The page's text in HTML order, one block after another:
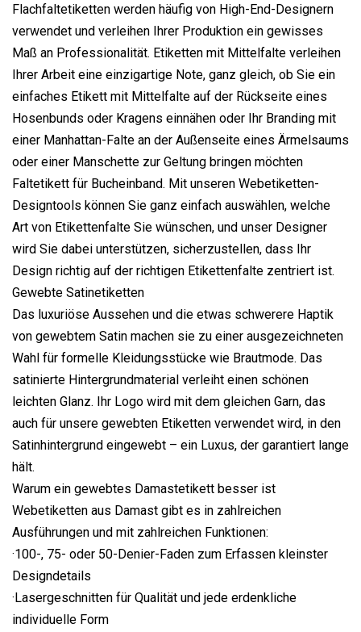
Flachfaltetiketten werden häufig von High-End-Designern
verwendet und verleihen Ihrer Produktion ein gewisses
Maß an Professionalität. Etiketten mit Mittelfalte verleihen
Ihrer Arbeit eine einzigartige Note, ganz gleich, ob Sie ein
einfaches Etikett mit Mittelfalte auf der Rückseite eines
Hosenbunds oder Kragens einnähen oder Ihr Branding mit
einer Manhattan-Falte an der Außenseite eines Ärmelsaums
oder einer Manschette zur Geltung bringen möchten
Faltetikett für Bucheinband. Mit unseren Webetiketten-
Designtools können Sie ganz einfach auswählen, welche
Art von Etikettenfalte Sie wünschen, und unser Designer
wird Sie dabei unterstützen, sicherzustellen, dass Ihr
Design richtig auf der richtigen Etikettenfalte zentriert ist.
Gewebte Satinetiketten
Das luxuriöse Aussehen und die etwas schwerere Haptik
von gewebtem Satin machen sie zu einer ausgezeichneten
Wahl für formelle Kleidungsstücke wie Brautmode. Das
satinierte Hintergrundmaterial verleiht einen schönen
leichten Glanz. Ihr Logo wird mit dem gleichen Garn, das
auch für unsere gewebten Etiketten verwendet wird, in den
Satinhintergrund eingewebt – ein Luxus, der garantiert lange
hält.
Warum ein gewebtes Damastetikett besser ist
Webetiketten aus Damast gibt es in zahlreichen
Ausführungen und mit zahlreichen Funktionen:
·100-, 75- oder 50-Denier-Faden zum Erfassen kleinster
Designdetails
·Lasergeschnitten für Qualität und jede erdenkliche
individuelle Form